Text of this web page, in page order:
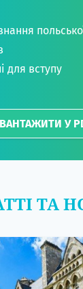
для вступу
У
ТА